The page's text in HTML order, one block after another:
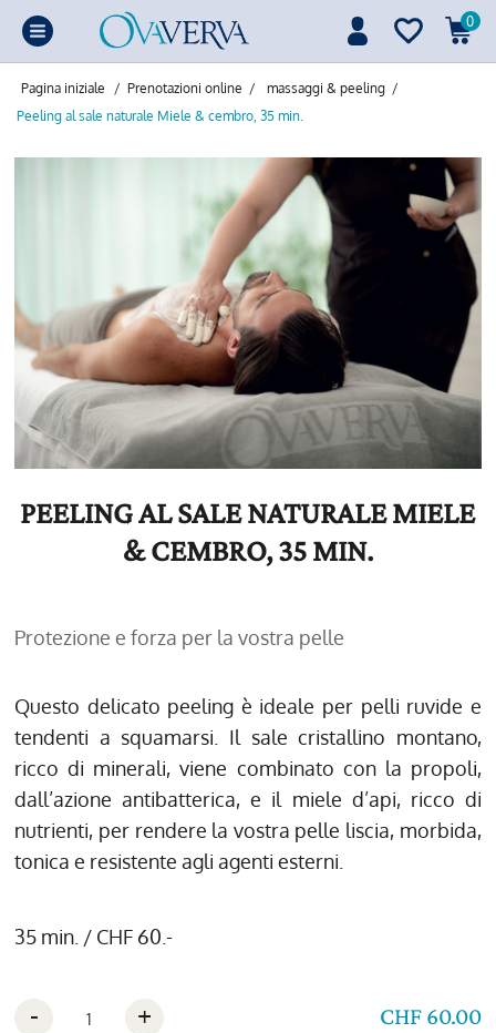
0
Pagina iniziale / Prenotazioni online / massaggi & peeling /
Peeling al sale naturale Miele & cembro, 35 min.
PEELING AL SALE NATURALE MIELE
& CEMBRO, 35 MIN.
Protezione e forza per la vostra pelle
Questo delicato peeling è ideale per pelli ruvide e
tendenti a squamarsi. Il sale cristallino montano,
ricco di minerali, viene combinato con la propoli,
dall’azione antibatterica, e il miele d’api, ricco di
nutrienti, per rendere la vostra pelle liscia, morbida,
tonica e resistente agli agenti esterni.
35 min. / CHF 60.-
CHF 60.00
- +